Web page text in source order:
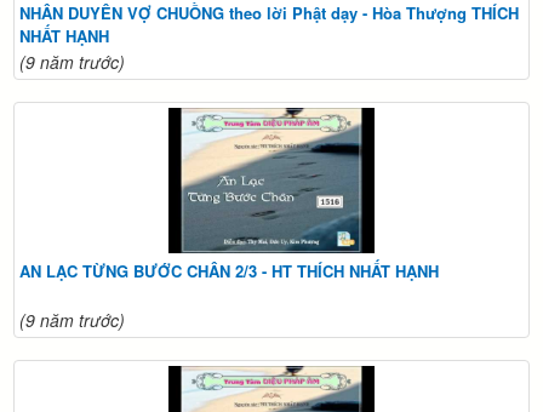
NHÂN DUYÊN VỢ CHUỒNG theo lời Phật dạy - Hòa Thượng THÍCH
NHẤT HẠNH
(9 năm trước)
AN LẠC TỪNG BƯỚC CHÂN 2/3 - HT THÍCH NHẤT HẠNH
(9 năm trước)